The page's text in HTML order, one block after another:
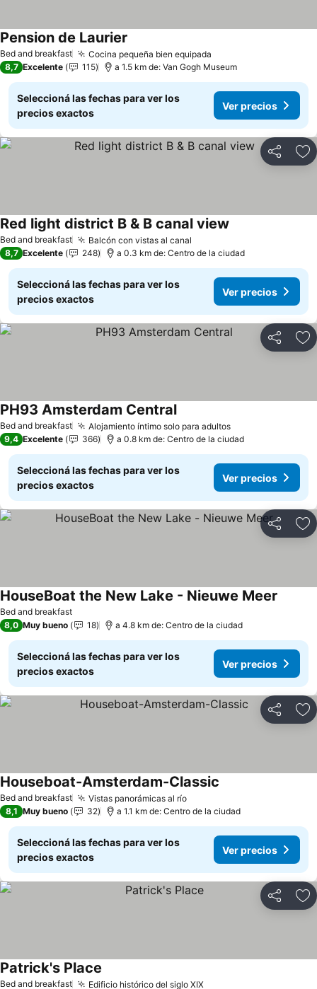
Bed and breakfast Cocina pequeña bien equipada
Pension de Laurier
8,7 Excelente 115 a 1.5 km de: Van Gogh Museum
Seleccioná las fechas para ver los
precios exactos
Ver precios
Compartir
Bed and breakfast Balcón con vistas al canal
Red light district B & B canal view
8,7 Excelente 248 a 0.3 km de: Centro de la ciudad
Seleccioná las fechas para ver los
precios exactos
Ver precios
Compartir
Bed and breakfast Alojamiento íntimo solo para adultos
PH93 Amsterdam Central
9,4 Excelente 366 a 0.8 km de: Centro de la ciudad
Seleccioná las fechas para ver los
precios exactos
Ver precios
Compartir
Bed and breakfast
HouseBoat the New Lake - Nieuwe Meer
8,0 Muy bueno 18 a 4.8 km de: Centro de la ciudad
Seleccioná las fechas para ver los
precios exactos
Ver precios
Compartir
Bed and breakfast Vistas panorámicas al río
Houseboat-Amsterdam-Classic
8,1 Muy bueno 32 a 1.1 km de: Centro de la ciudad
Seleccioná las fechas para ver los
precios exactos
Ver precios
Compartir
Bed and breakfast Edificio histórico del siglo XIX
Patrick's Place